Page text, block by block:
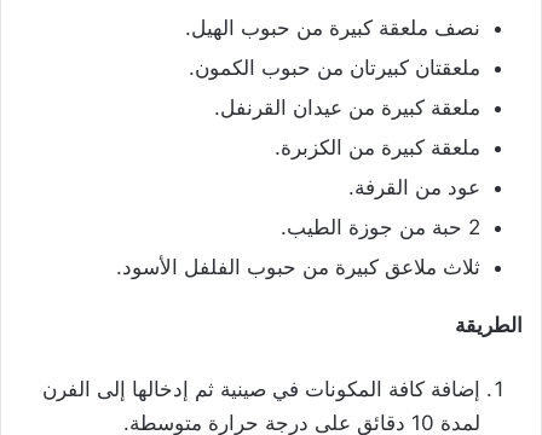
نصف ملعقة كبيرة من حبوب الهيل.
ملعقتان كبيرتان من حبوب الكمون.
ملعقة كبيرة من عيدان القرنفل.
ملعقة كبيرة من الكزبرة.
عود من القرفة.
2 حبة من جوزة الطيب.
ثلاث ملاعق كبيرة من حبوب الفلفل الأسود.
الطريقة
إضافة كافة المكونات في صينية ثم إدخالها إلى الفرن
لمدة 10 دقائق على درجة حرارة متوسطة.